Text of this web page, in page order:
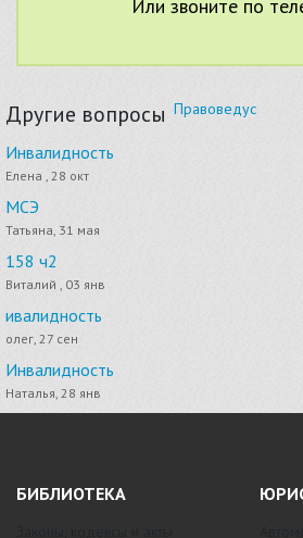
Или звоните по
Другие вопросы
Инвалидность
Елена , 28 окт
МСЭ
Татьяна, 31 мая
158 ч2
Виталий , 03 янв
ивалидность
олег, 27 сен
Инвалидность
Наталья, 28 янв
Правоведус
БИБЛИОТЕКА